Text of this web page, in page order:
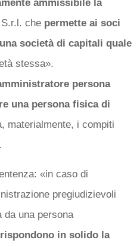
ammissibile la
che permette ai soci
società di capitali quale
stessa».
persona
una persona fisica di
materialmente, i compiti
«in caso di
pregiudizievoli
da una persona
rispondono in solido la